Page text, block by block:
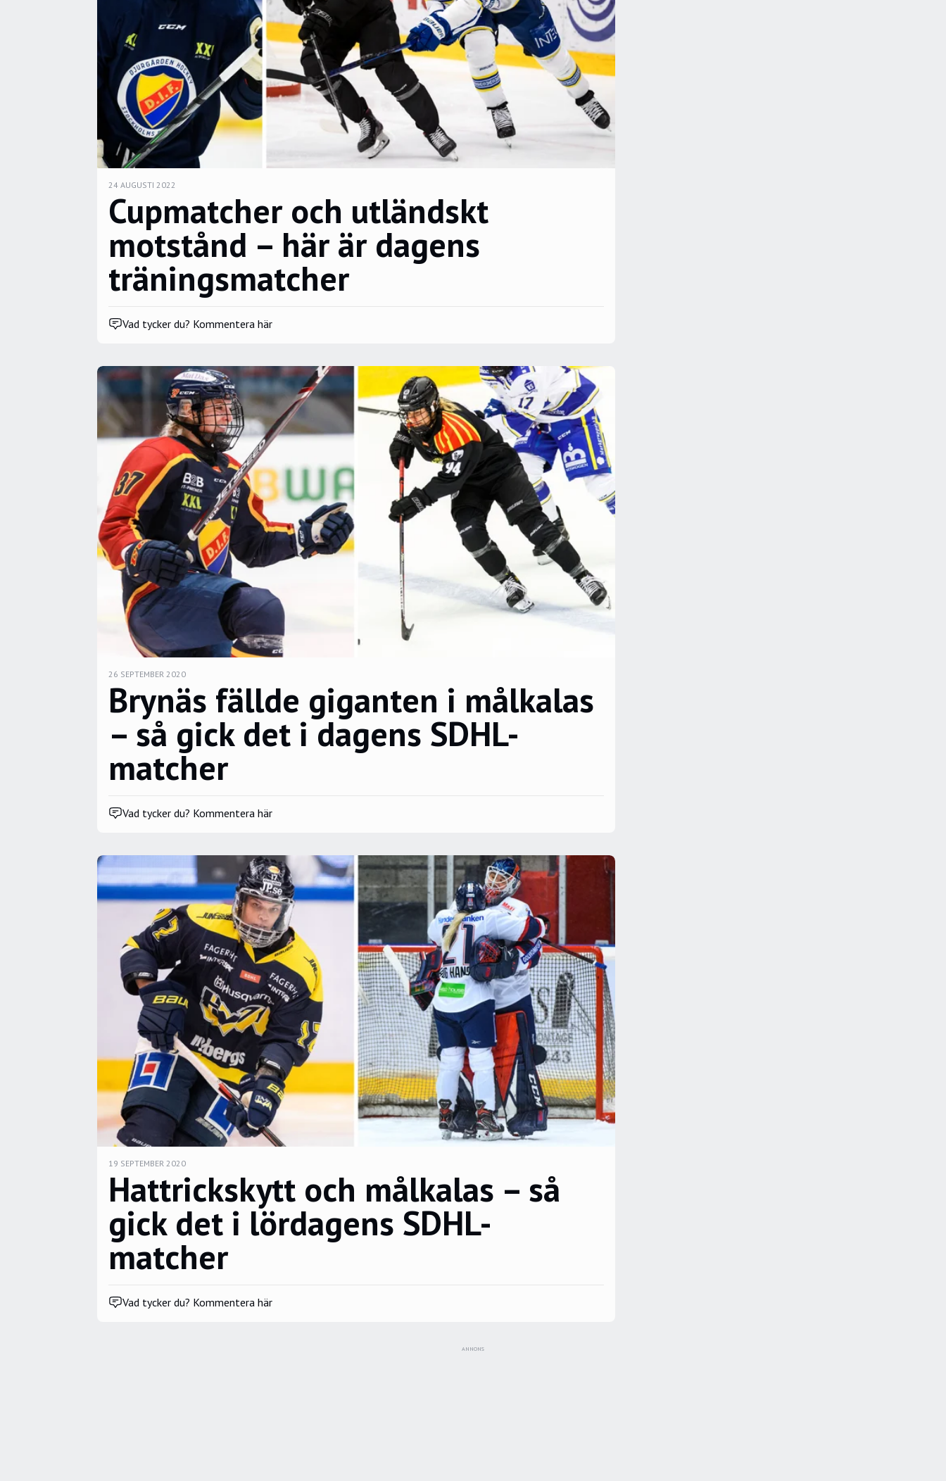
24 AUGUSTI 2022
Cupmatcher och utländskt
motstånd – här är dagens
träningsmatcher
Vad tycker du? Kommentera här
26 SEPTEMBER 2020
Brynäs fällde giganten i målkalas
– så gick det i dagens SDHL-
matcher
Vad tycker du? Kommentera här
19 SEPTEMBER 2020
Hattrickskytt och målkalas – så
gick det i lördagens SDHL-
matcher
Vad tycker du? Kommentera här
ANNONS